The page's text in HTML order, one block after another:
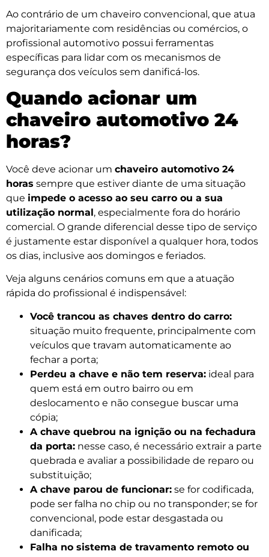
Ao contrário de um chaveiro convencional, que atua
majoritariamente com residências ou comércios, o
profissional automotivo possui ferramentas
específicas para lidar com os mecanismos de
segurança dos veículos sem danificá-los.
Quando acionar um
chaveiro automotivo 24
horas?
Você deve acionar um chaveiro automotivo 24
horas sempre que estiver diante de uma situação
que impede o acesso ao seu carro ou a sua
utilização normal, especialmente fora do horário
comercial. O grande diferencial desse tipo de serviço
é justamente estar disponível a qualquer hora, todos
os dias, inclusive aos domingos e feriados.
Veja alguns cenários comuns em que a atuação
rápida do profissional é indispensável:
Você trancou as chaves dentro do carro:
situação muito frequente, principalmente com
veículos que travam automaticamente ao
fechar a porta;
Perdeu a chave e não tem reserva: ideal para
quem está em outro bairro ou em
deslocamento e não consegue buscar uma
cópia;
A chave quebrou na ignição ou na fechadura
da porta: nesse caso, é necessário extrair a parte
quebrada e avaliar a possibilidade de reparo ou
substituição;
A chave parou de funcionar: se for codificada,
pode ser falha no chip ou no transponder; se for
convencional, pode estar desgastada ou
danificada;
Falha no sistema de travamento remoto ou